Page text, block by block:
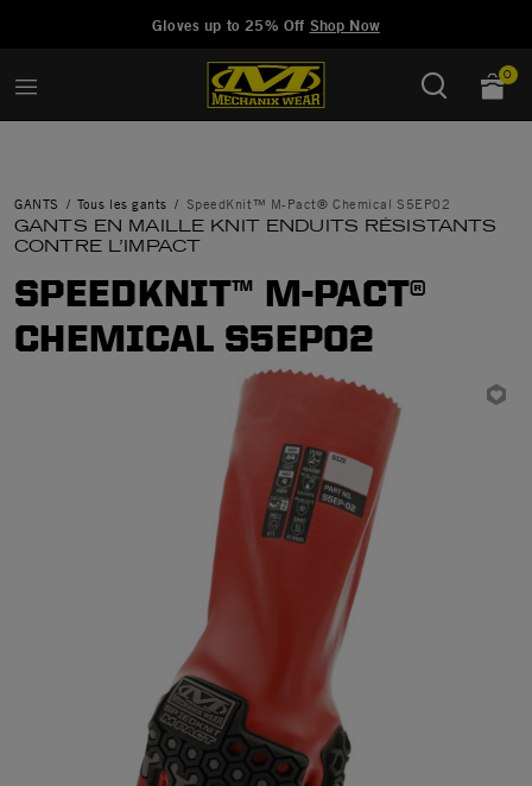
Gloves up to 25% Off Shop Now
0
GANTS Tous les gants SpeedKnit™ M-Pact® Chemical S5EP02
GANTS EN MAILLE KNIT ENDUITS RÉSISTANTS
CONTRE L’IMPACT
SPEEDKNIT™ M-PACT®
CHEMICAL S5EP02
Manage Wishlist